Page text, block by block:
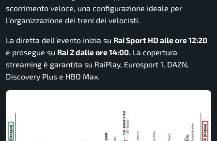
scorrimento veloce, una configurazione ideale per
l’organizzazione dei treni dei velocisti.
La diretta dell’evento inizia su Rai Sport HD alle ore 12:20
e prosegue su Rai 2 dalle ore 14:00. La copertura
streaming è garantita su RaiPlay, Eurosport 1, DAZN,
Discovery Plus e HBO Max.